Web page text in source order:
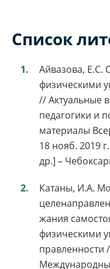
Список
Айвазова, Е.С.
физическими
// Актуальные
педагогики и
материалы
18 нояб. 2019
др.] –
Катаны, И.А.
жания
физическими
правленности